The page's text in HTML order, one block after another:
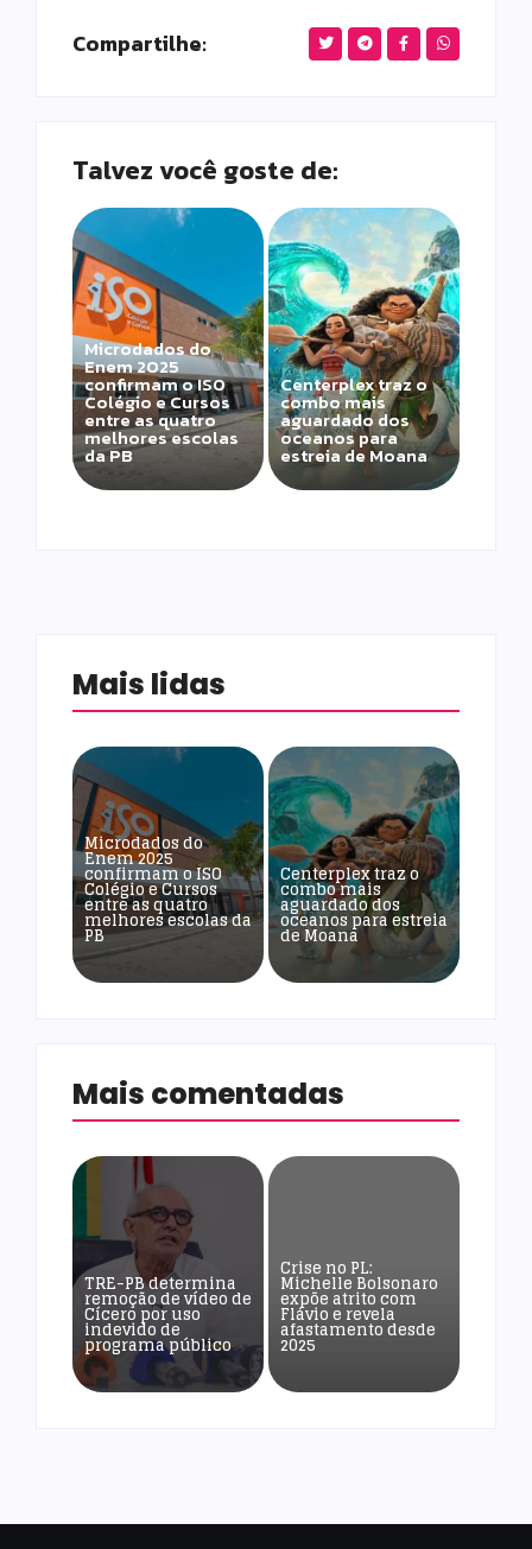
Compartilhe:
Talvez você goste de:
Microdados do
Enem 2025
confirmam o ISO
Colégio e Cursos
entre as quatro
melhores escolas
da PB
Centerplex traz o
combo mais
aguardado dos
oceanos para
estreia de Moana
Mais lidas
Microdados do
Enem 2025
confirmam o ISO
Colégio e Cursos
entre as quatro
melhores escolas da
PB
Centerplex traz o
combo mais
aguardado dos
oceanos para estreia
de Moana
Mais comentadas
TRE-PB determina
remoção de vídeo de
Cícero por uso
indevido de
programa público
Crise no PL:
Michelle Bolsonaro
expõe atrito com
Flávio e revela
afastamento desde
2025